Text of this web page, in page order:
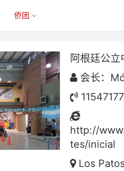
侨团
阿根廷公
会长：
http://
tes/inicial
Los